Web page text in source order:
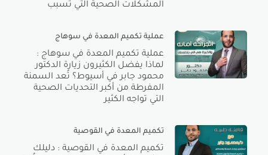
المشكلات الصحية التي تسبب
عملية تكميم المعدة في سوهاج
عملية تكميم المعدة في سوهاج :
لماذا يفضل الكثيرون زيارة الدكتور
محمود جابر في أسيوط؟ تُعد السمنة
المفرطة من أكبر التحديات الصحية
التي تواجه الكثير
تكميم المعدة في القوصية
تكميم المعدة في القوصية : دليلك